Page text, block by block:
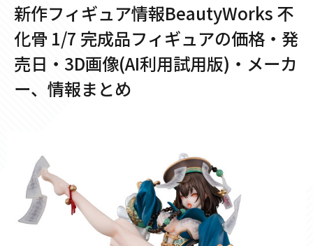
新作フィギュア情報BeautyWorks 不
化骨 1/7 完成品フィギュアの価格・発
売日・3D画像(AI利用試用版)・メーカ
ー、情報まとめ